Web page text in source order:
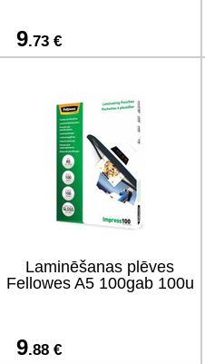
9.73 €
Laminēšanas plēves
Fellowes A5 100gab 100u
9.88 €